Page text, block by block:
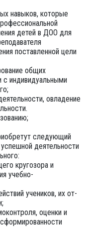
навыков, которые
детей в ДОО для
поставленной цели
общих
с индивидуальными
овладение
следующий
деятельности
кругозора и
учебно-
учеников, их от­
оценки и